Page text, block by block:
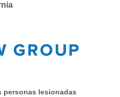
personas lesionadas